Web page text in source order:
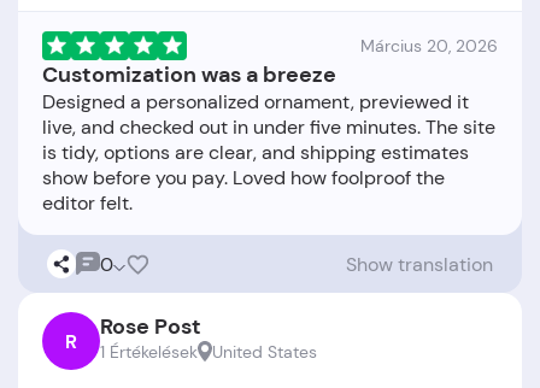
Március 20, 2026
Customization was a breeze
Designed a personalized ornament, previewed it
live, and checked out in under five minutes. The site
is tidy, options are clear, and shipping estimates
show before you pay. Loved how foolproof the
0 Show translation
R Rose Post
1 Értékelések United States